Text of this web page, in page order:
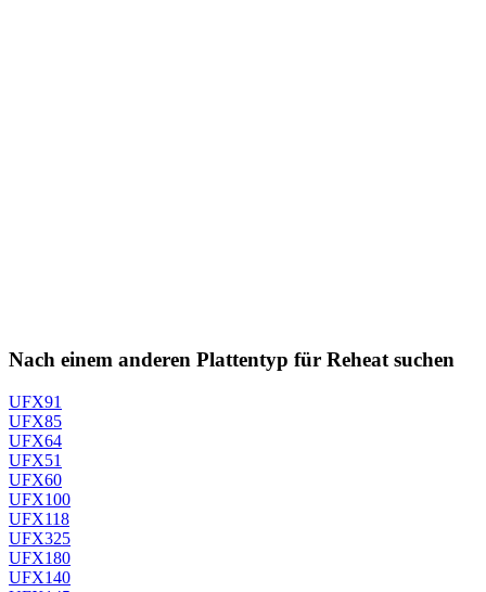
Nach einem anderen Plattentyp für Reheat suchen
UFX91
UFX85
UFX64
UFX51
UFX60
UFX100
UFX118
UFX325
UFX180
UFX140